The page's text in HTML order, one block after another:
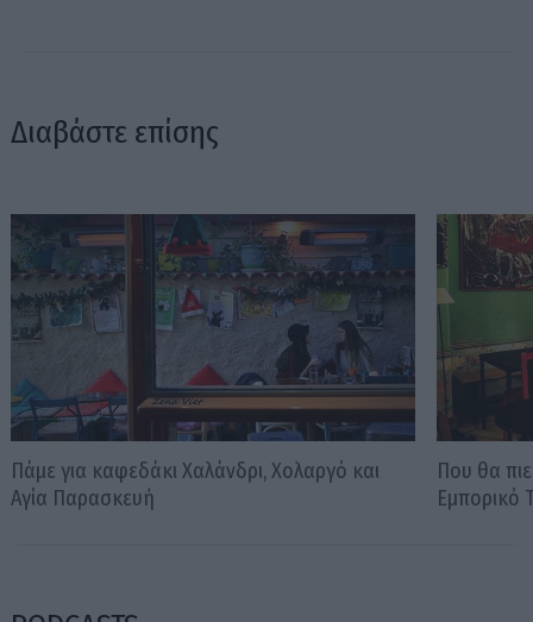
Διαβάστε επίσης
Πάμε για καφεδάκι Χαλάνδρι, Χολαργό και
Αγία Παρασκευή
Που θα
Εμπορικό